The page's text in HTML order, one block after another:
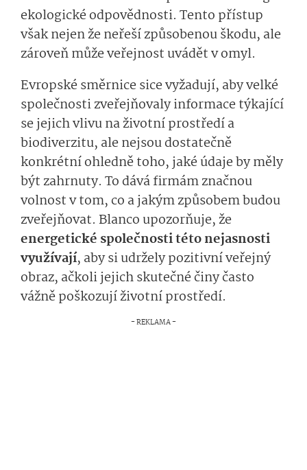
ekologické odpovědnosti. Tento přístup
však nejen že neřeší způsobenou škodu, ale
zároveň může veřejnost uvádět v omyl.
Evropské směrnice sice vyžadují, aby velké
společnosti zveřejňovaly informace týkající
se jejich vlivu na životní prostředí a
biodiverzitu, ale nejsou dostatečně
konkrétní ohledně toho, jaké údaje by měly
být zahrnuty. To dává firmám značnou
volnost v tom, co a jakým způsobem budou
zveřejňovat. Blanco upozorňuje, že
energetické společnosti této nejasnosti
využívají, aby si udržely pozitivní veřejný
obraz, ačkoli jejich skutečné činy často
vážně poškozují životní prostředí.